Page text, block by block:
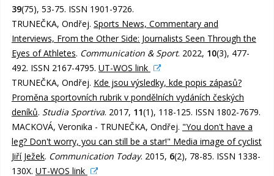
39(75), 53-75. ISSN 1901-9726.
TRUNEČKA, Ondřej. Sports News, Commentary and
Interviews, From the Other Side: Journalists Seen Through the
Eyes of Athletes. Communication & Sport. 2022, 10(3), 477-
492. ISSN 2167-4795. UT-WOS link
TRUNEČKA, Ondřej. Kde jsou výsledky, kde popis zápasů?
Proměna sportovních rubrik v pondělních vydáních českých
deníků. Studia Sportiva. 2017, 11(1), 118-125. ISSN 1802-7679.
MACKOVÁ, Veronika - TRUNEČKA, Ondřej. "You don't have a
leg? Don't worry, you can still be a star!" Media image of cyclist
Jiří Ježek. Communication Today. 2015, 6(2), 78-85. ISSN 1338-
130X. UT-WOS link